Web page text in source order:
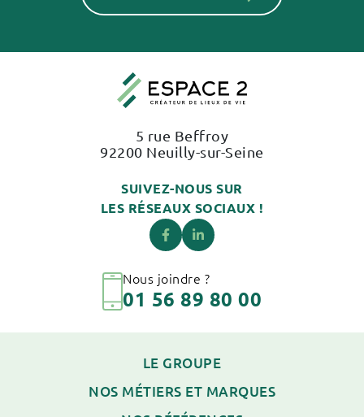
5 rue Beffroy
92200 Neuilly-sur-Seine
SUIVEZ-NOUS SUR
LES RÉSEAUX SOCIAUX !
Nous joindre ?
01 56 89 80 00
LE GROUPE
NOS MÉTIERS ET MARQUES